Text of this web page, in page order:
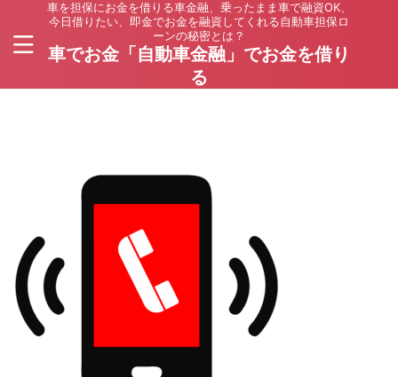
車を担保にお金を借りる車金融、乗ったまま車で融資OK、
今日借りたい、即金でお金を融資してくれる自動車担保ロ
ーンの秘密とは？
車でお金「自動車金融」でお金を借り
る